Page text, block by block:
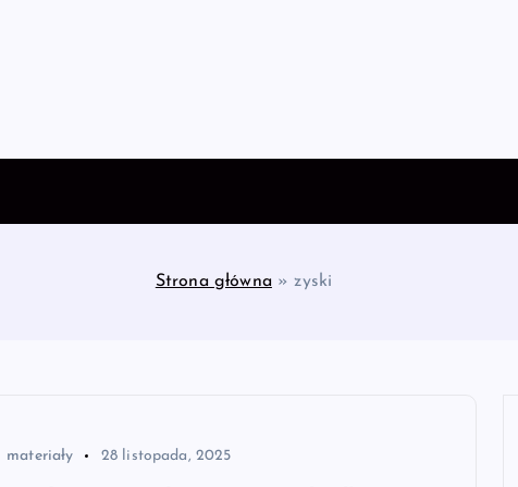
Strona główna»zyski
materiały 28 listopada, 2025